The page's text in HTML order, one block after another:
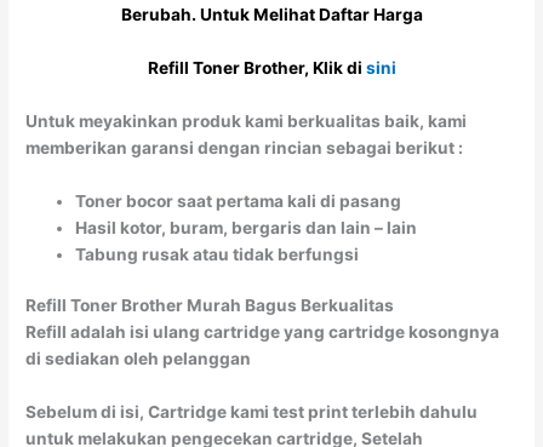
Berubah. Untuk Melihat Daftar Harga
Refill Toner Brother, Klik di sini
Untuk meyakinkan produk kami berkualitas baik, kami
memberikan garansi dengan rincian sebagai berikut :
Toner bocor saat pertama kali di pasang
Hasil kotor, buram, bergaris dan lain – lain
Tabung rusak atau tidak berfungsi
Refill Toner Brother Murah Bagus Berkualitas
Refill adalah isi ulang cartridge yang cartridge kosongnya
di sediakan oleh pelanggan
Sebelum di isi, Cartridge kami test print terlebih dahulu
untuk melakukan pengecekan cartridge, Setelah